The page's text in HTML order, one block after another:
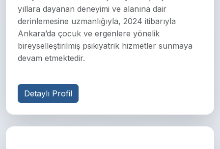
yıllara dayanan deneyimi ve alanına dair
derinlemesine uzmanlığıyla, 2024 itibarıyla
Ankara’da çocuk ve ergenlere yönelik
bireyselleştirilmiş psikiyatrik hizmetler sunmaya
devam etmektedir.
Detaylı Profil